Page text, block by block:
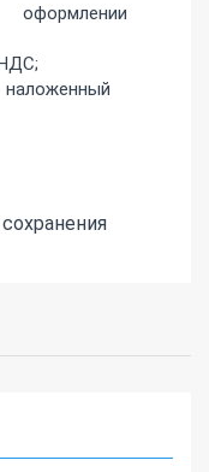
оформлении
наложенный